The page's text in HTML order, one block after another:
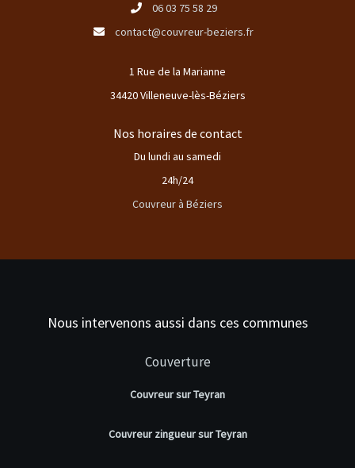
06 03 75 58 29
contact@couvreur-beziers.fr
1 Rue de la Marianne
34420 Villeneuve-lès-Béziers
Nos horaires de contact
Du lundi au samedi
24h/24
Couvreur à Béziers
Nous intervenons aussi dans ces communes
Couverture
Couvreur sur Teyran
Couvreur zingueur sur Teyran